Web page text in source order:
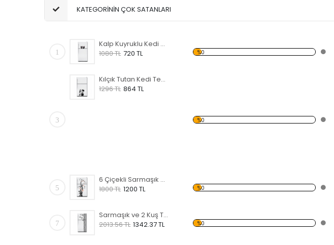
KATEGORİNİN ÇOK SATANLARI
1
Kalp Kuyruklu Kedi Çift Temalı Beyaz Eşya Sticker
1080 TL 720 TL %0
3
Kılçık Tutan Kedi Temalı Beyaz Eşya Sticker
1296 TL 864 TL
%0
5
6 Çiçekli Sarmaşık Temalı Beyaz Eşya Sticker
1800 TL 1200 TL %0
7
Sarmaşık ve 2 Kuş Temalı Beyaz Eşya Sticker
2013.56 TL 1342.37 TL %0